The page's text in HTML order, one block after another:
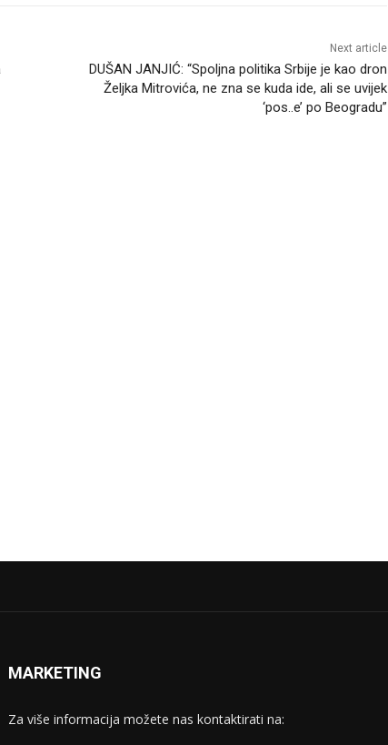
Next article
DUŠAN JANJIĆ: “Spoljna politika Srbije je kao dron
Željka Mitrovića, ne zna se kuda ide, ali se uvijek
‘pos..e’ po Beogradu”
MARKETING
Za više informacija možete nas kontaktirati na: